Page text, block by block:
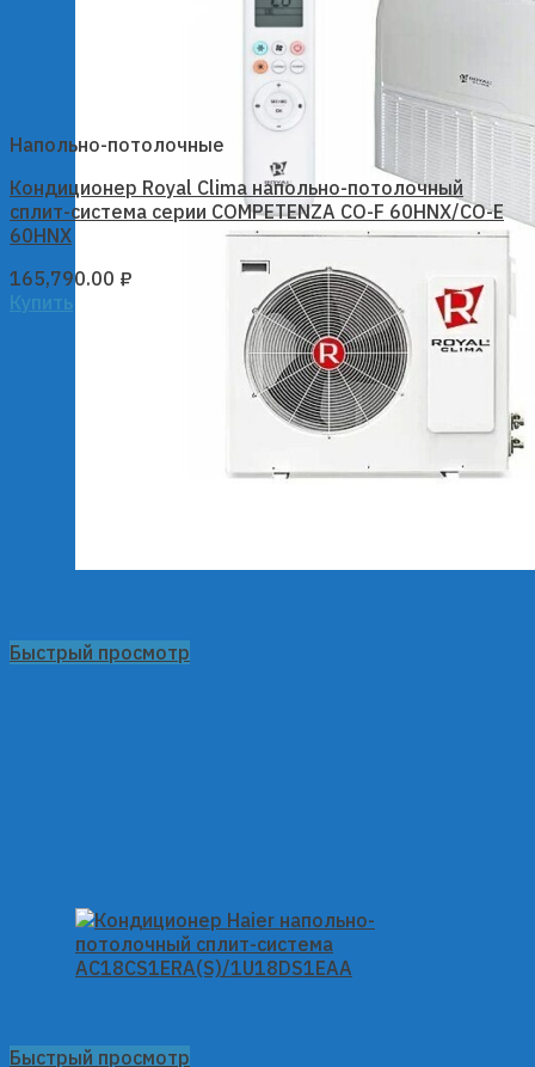
Быстрый просмотр
Напольно-потолочные
Кондиционер Royal Clima напольно-потолочный
сплит-система серии COMPETENZA CO-F 60HNX/CO-E
60HNX
165,790.00 ₽
Купить
Быстрый просмотр